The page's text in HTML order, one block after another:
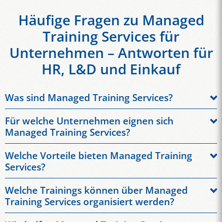
Häufige Fragen zu Managed
Training Services für
Unternehmen – Antworten für
HR, L&D und Einkauf
Was sind Managed Training Services?
professionelle Steuerung von Weiterbildungsmaßnahmen im
Unternehmen. Ein externer Partner übernimmt Organisation,
Administration, Teilnehmendenmanagement, Reporting,
Trainerkoordination und Qualitätsmanagement.
Unternehmen entlasten interne Teams und steigern die
Effizienz ihrer Personalentwicklung.
Für welche Unternehmen eignen sich
Managed Training Services?
mittelständische Unternehmen, Konzerne und international
tätige Organisationen mit regelmäßigem Schulungsbedarf.
Besonders relevant sind sie für HR-Abteilungen, Learning &
Development, Einkauf sowie Fachbereiche mit vielen
Trainingsanfragen.
Welche Vorteile bieten Managed Training
Services?
klaren Prozessen, zentraler Steuerung und messbaren
Ergebnissen. Gleichzeitig verbessern sich Skalierbarkeit,
Transparenz und Teilnehmendenzufriedenheit. Interne
Welche Trainings können über Managed
Training Services organisiert werden?